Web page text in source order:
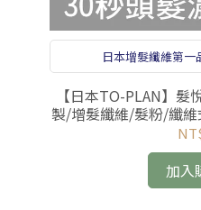
日本增髮纖維第
【日本TO-PLAN】髮悅
製/增髮纖維/髮粉/纖
加入